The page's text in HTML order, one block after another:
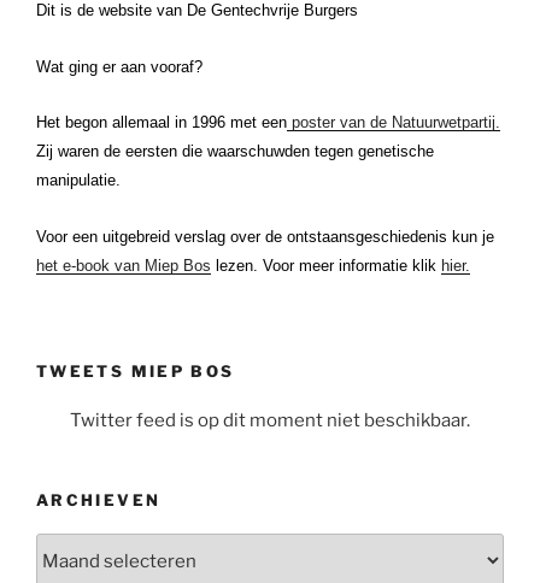
Dit is de website van De Gentechvrije Burgers
Wat ging er aan vooraf?
Het begon allemaal in 1996 met een poster van de Natuurwetpartij.
Zij waren de eersten die waarschuwden tegen genetische
manipulatie.
Voor een uitgebreid verslag over de ontstaansgeschiedenis kun je
het e-book van Miep Bos lezen. Voor meer informatie klik hier.
TWEETS MIEP BOS
Twitter feed is op dit moment niet beschikbaar.
ARCHIEVEN